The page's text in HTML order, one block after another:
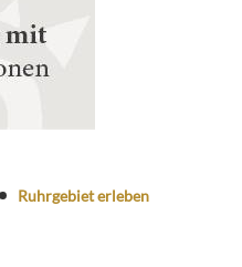
Ruhrgebiet erleben